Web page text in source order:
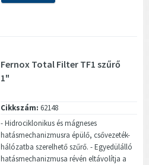
Fernox Total Filter TF1 szűrő
1"
Cikkszám: 62148
- Hidrociklonikus és mágneses
hatásmechanizmusra épülő, csővezeték-
hálózatba szerelhető szűrő. - Egyedülálló
hatásmechanizmusa révén eltávolítja a